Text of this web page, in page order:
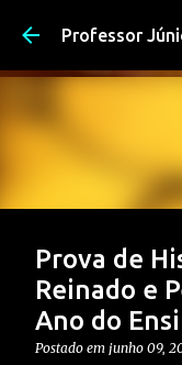
Pular
Professor
Prova de
Reinado e
Ano do
Postado em junho 09,